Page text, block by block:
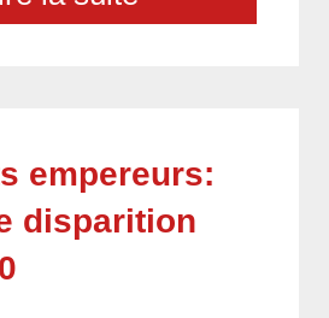
empereurs:
disparition